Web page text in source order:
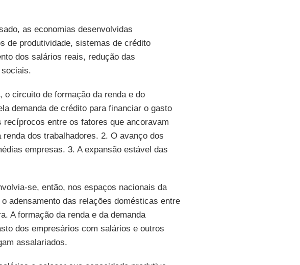
as economias desenvolvidas
de produtividade, sistemas de crédito
dos salários reais, redução das
, o circuito de formação da renda e do
demanda de crédito para financiar o gasto
entre os fatores que ancoravam
dos trabalhadores. 2. O avanço dos
empresas. 3. A expansão estável das
se, então, nos espaços nacionais da
adensamento das relações domésticas entre
A formação da renda e da demanda
dos empresários com salários e outros
assalariados.